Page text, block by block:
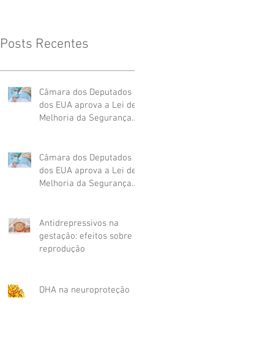
Posts Recentes
Câmara dos Deputados
dos EUA aprova a Lei de
Melhoria da Segurança
Câmara dos Deputados
dos EUA aprova a Lei de
Melhoria da Segurança
Antidrepressivos na
gestação: efeitos sobre a
reprodução
DHA na neuroproteção